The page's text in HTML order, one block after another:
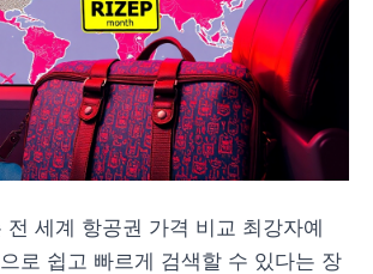
전 세계 항공권 가격 비교 최강자예
로 쉽고 빠르게 검색할 수 있다는 장